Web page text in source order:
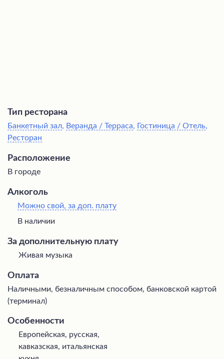
Тип ресторана
Банкетный зал, Веранда / Терраса, Гостиница / Отель,
Ресторан
Расположение
В городе
Алкоголь
Можно свой, за доп. плату
В наличии
За дополнительную плату
Живая музыка
Оплата
Наличными, безналичным способом, банковской картой
(терминал)
Особенности
Европейская, русская,
кавказская, итальянская